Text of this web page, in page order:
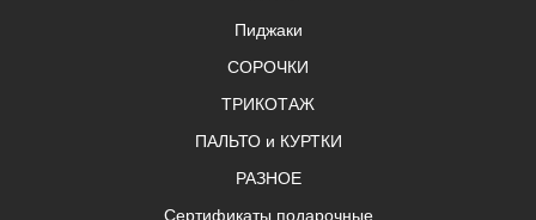
Пиджаки
СОРОЧКИ
ТРИКОТАЖ
ПАЛЬТО и КУРТКИ
РАЗНОЕ